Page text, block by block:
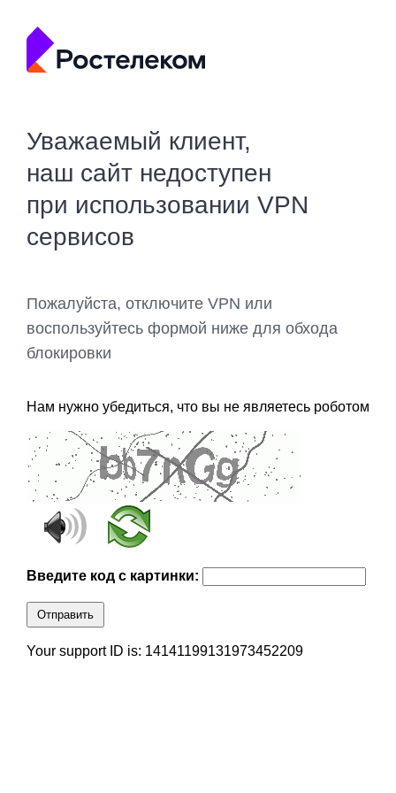
Уважаемый клиент,
наш сайт недоступен
при использовании VPN
сервисов
Пожалуйста, отключите VPN или
воспользуйтесь формой ниже для обхода
блокировки
Нам нужно убедиться, что вы не являетесь роботом
Введите код с картинки:
Отправить
Your support ID is: 14141199131973452209